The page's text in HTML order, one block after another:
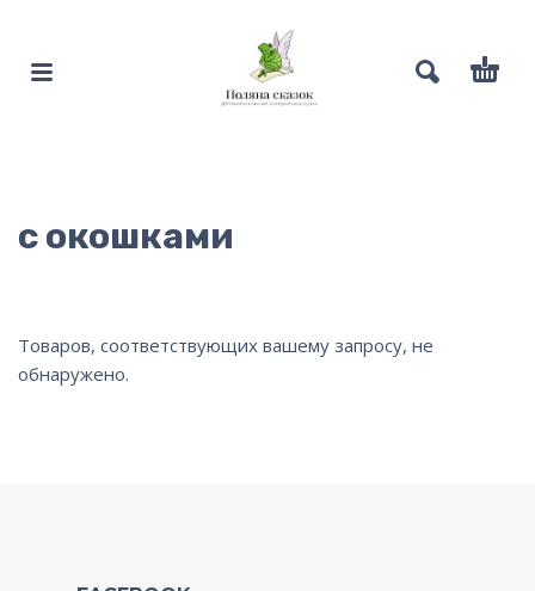
с окошками
Товаров, соответствующих вашему запросу, не
обнаружено.